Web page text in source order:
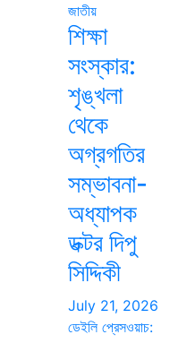
জাতীয়
শিক্ষা
সংস্কার:
শৃঙ্খলা
থেকে
অগ্রগতির
সম্ভাবনা-
অধ্যাপক
ডক্টর দিপু
সিদ্দিকী
July 21, 2026
ডেইলি প্রেসওয়াচ: